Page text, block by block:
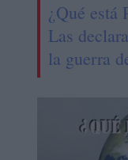
¿Qué está
Las
la guerra